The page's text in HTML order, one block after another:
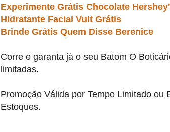
Experimente Grátis Chocolate
Hidratante Facial Vult Grátis
Brinde Grátis Quem Disse Berenice
Corre e garanta já o seu Batom O
limitadas.
Promoção Válida por Tempo Limitado ou
Estoques.